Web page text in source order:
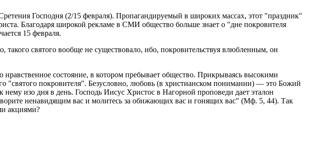
Господня (2/15 февраля). Пропагандируемый в широких массах, этот "праздник"
Благодаря широкой рекламе в СМИ общество больше знает о "дне покровителя
15 февраля.
такого святого вообще не существовало, ибо, покровительствуя влюбленным, он
состояние, в котором пребывает общество. Прикрываясь высокими
"святого покровителя". Безусловно, любовь (в христианском понимании) — это Божий
изо дня в день. Господь Иисус Христос в Нагорной проповеди дает эталон
ненавидящим вас и молитесь за обижающих вас и гонящих вас" (Мф. 5, 44). Так
акциями?